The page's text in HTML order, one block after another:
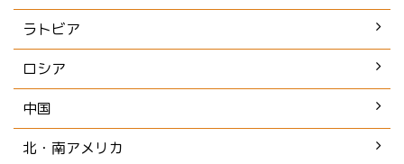
ラトビア
ロシア
中国
北・南アメリカ